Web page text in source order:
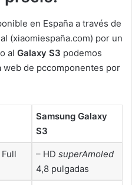
en España a través de
(xiaomiespaña.com) por un
al Galaxy S3 podemos
web de pccomponentes por
Samsung Galaxy
S3
– HD superAmoled
4,8 pulgadas